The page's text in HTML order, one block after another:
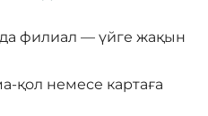
филиал — үйге жақын
қол немесе картаға